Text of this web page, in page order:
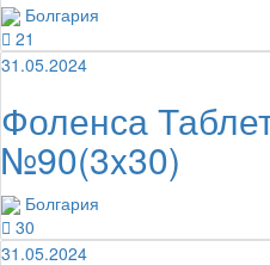
Болгария
21
31.05.2024
Фоленса
№90(3x30)
Болгария
30
31.05.2024